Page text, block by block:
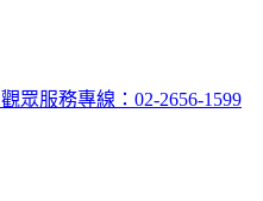
觀眾服務專線：02-2656-1599